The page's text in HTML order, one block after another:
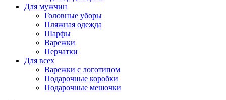
Для мужчин
Головные уборы
Пляжная одежда
Шарфы
Варежки
Перчатки
Для всех
Варежки с логотипом
Подарочные коробки
Подарочные мешочки